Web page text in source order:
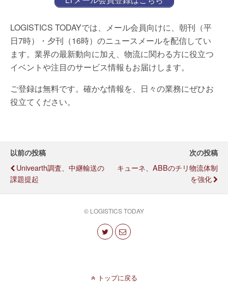
LOGISTICS TODAYでは、メール会員向けに、朝刊（平
日7時）・夕刊（16時）のニュースメールを配信してい
ます。業界の最新動向に加え、物流に関わる方に役立つ
イベントや注目のサービス情報もお届けします。
ご登録は無料です。確かな情報を、日々の業務にぜひお
役立てください。
以前の投稿
Univearth調査、中継輸送の
課題提起
次の投稿
キューネ、ABBのチリ物流体制
を強化
© LOGISTICS TODAY
トップに戻る